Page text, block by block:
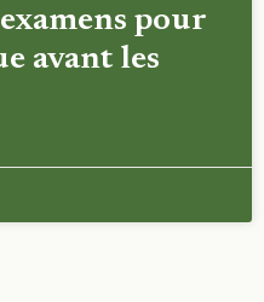
pour
avant les